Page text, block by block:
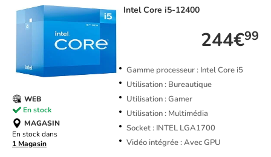
IntelCore i5-12400
244€99
Gamme processeur : Intel Core i5
Utilisation : Bureautique
Utilisation : Gamer
Utilisation : Multimédia
Socket : INTEL LGA1700
Vidéo intégrée : Avec GPU
WEB
En stock
MAGASIN
En stock dans
1 Magasin